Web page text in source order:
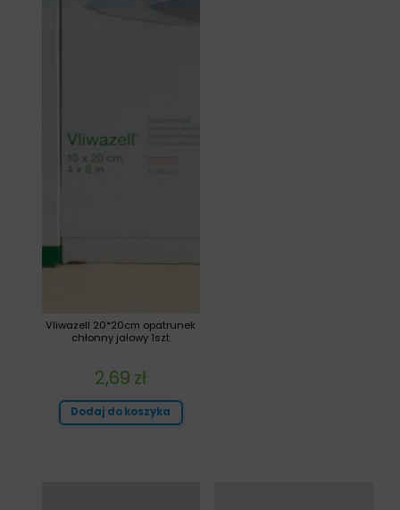
Vliwazell 20*20cm opatrunek
chłonny jałowy 1szt
2,69 zł
Dodaj do koszyka